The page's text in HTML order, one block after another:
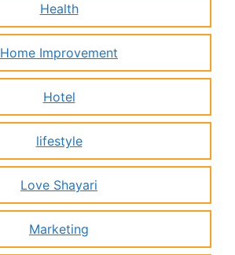
Health
Home Improvement
Hotel
lifestyle
Love Shayari
Marketing